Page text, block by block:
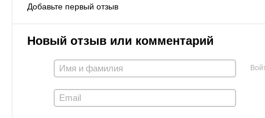
Добавьте первый отзыв
Новый отзыв или комментарий